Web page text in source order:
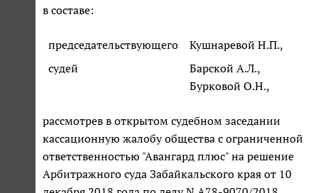
в составе:
председательствующего
Кушнаревой Н.П.,
судей
Барской А.Л.,
Бурковой О.Н.,
рассмотрев в открытом судебном заседании
кассационную жалобу общества с ограниченной
ответственностью "Авангард плюс" на решение
Арбитражного суда Забайкальского края от 10